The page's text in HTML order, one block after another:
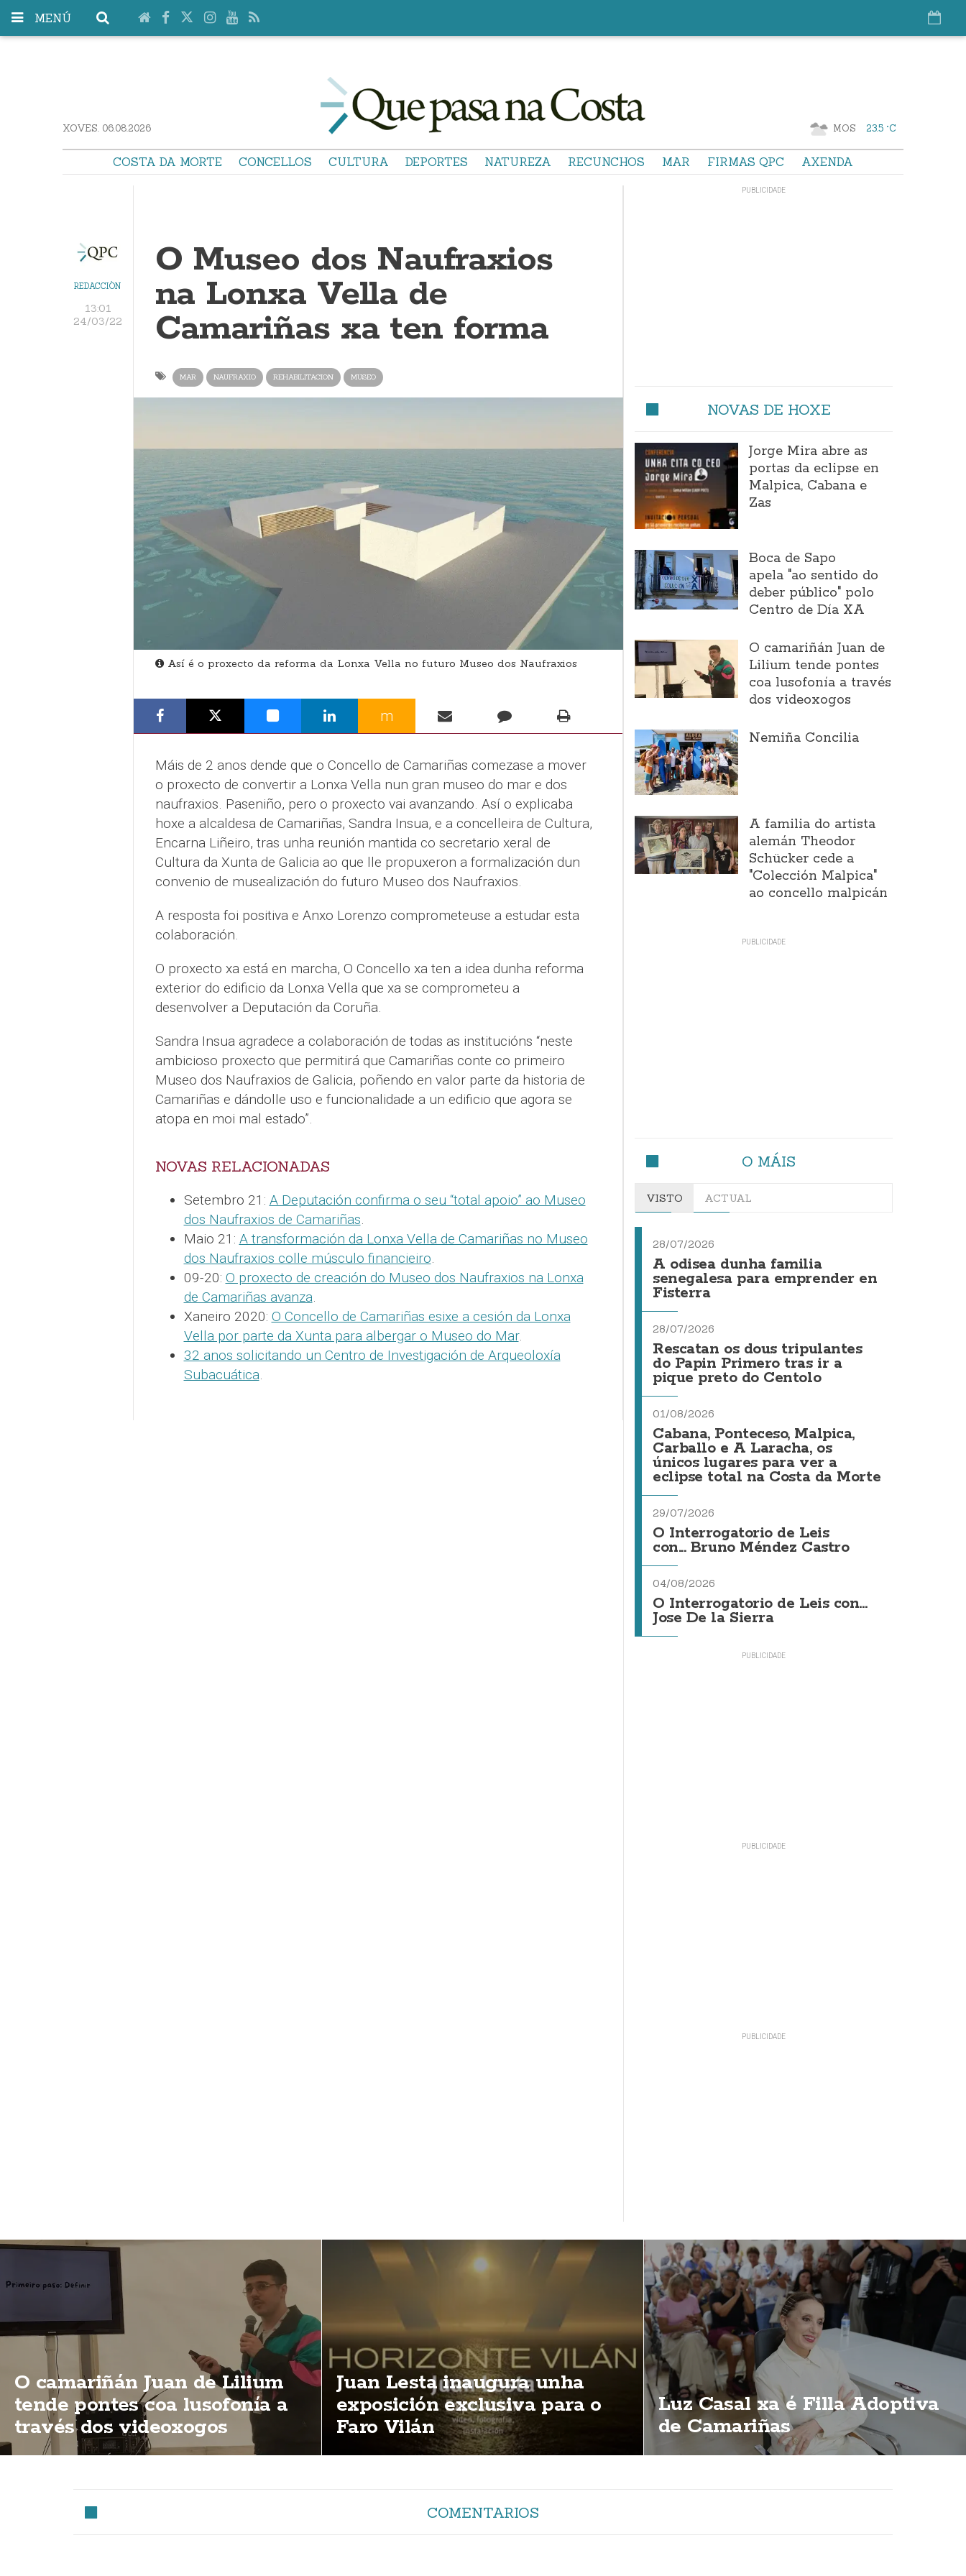
MENÚ
XOVES. 06.08.2026 MOS 23.5 °C
COSTA DA MORTE CONCELLOS CULTURA DEPORTES NATUREZA RECUNCHOS MAR FIRMAS QPC AXENDA
REDACCIÓN
13:01
24/03/22
O Museo dos Naufraxios
na Lonxa Vella de
Camariñas xa ten forma
MAR NAUFRAXIO REHABILITACION MUSEO
Así é o proxecto da reforma da Lonxa Vella no futuro Museo dos Naufraxios
m
Máis de 2 anos dende que o Concello de Camariñas comezase a mover
o proxecto de convertir a Lonxa Vella nun gran museo do mar e dos
naufraxios. Paseniño, pero o proxecto vai avanzando. Así o explicaba
hoxe a alcaldesa de Camariñas, Sandra Insua, e a concelleira de Cultura,
Encarna Liñeiro, tras unha reunión mantida co secretario xeral de
Cultura da Xunta de Galicia ao que lle propuxeron a formalización dun
convenio de musealización do futuro Museo dos Naufraxios.
A resposta foi positiva e Anxo Lorenzo comprometeuse a estudar esta
colaboración.
O proxecto xa está en marcha, O Concello xa ten a idea dunha reforma
exterior do edificio da Lonxa Vella que xa se comprometeu a
desenvolver a Deputación da Coruña.
Sandra Insua agradece a colaboración de todas as institucións “neste
ambicioso proxecto que permitirá que Camariñas conte co primeiro
Museo dos Naufraxios de Galicia, poñendo en valor parte da historia de
Camariñas e dándolle uso e funcionalidade a un edificio que agora se
atopa en moi mal estado”.
NOVAS RELACIONADAS
Setembro 21: A Deputación confirma o seu “total apoio” ao Museo
dos Naufraxios de Camariñas.
Maio 21: A transformación da Lonxa Vella de Camariñas no Museo
dos Naufraxios colle músculo financieiro.
09-20: O proxecto de creación do Museo dos Naufraxios na Lonxa
de Camariñas avanza.
Xaneiro 2020: O Concello de Camariñas esixe a cesión da Lonxa
Vella por parte da Xunta para albergar o Museo do Mar.
32 anos solicitando un Centro de Investigación de Arqueoloxía
Subacuática.
NOVAS DE HOXE
Jorge Mira abre as
portas da eclipse en
Malpica, Cabana e
Zas
Boca de Sapo
apela "ao sentido do
deber público" polo
Centro de Día XA
O camariñán Juan de
Lilium tende pontes
coa lusofonía a través
dos videoxogos
Nemiña Concilia
A familia do artista
alemán Theodor
Schücker cede a
"Colección Malpica"
ao concello malpicán
O MÁIS
VISTO ACTUAL
28/07/2026
A odisea dunha familia
senegalesa para emprender en
Fisterra
28/07/2026
Rescatan os dous tripulantes
do Papin Primero tras ir a
pique preto do Centolo
01/08/2026
Cabana, Ponteceso, Malpica,
Carballo e A Laracha, os
únicos lugares para ver a
eclipse total na Costa da Morte
29/07/2026
O Interrogatorio de Leis
con... Bruno Méndez Castro
04/08/2026
O Interrogatorio de Leis con...
Jose De la Sierra
O camariñán Juan de Lilium
tende pontes coa lusofonía a
través dos videoxogos
Juan Lesta inaugura unha
exposición exclusiva para o
Faro Vilán
Luz Casal xa é Filla Adoptiva
de Camariñas
COMENTARIOS